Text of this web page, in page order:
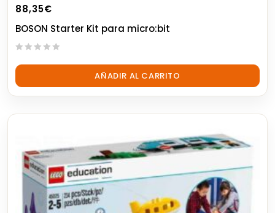
88,35€
BOSON Starter Kit para micro:bit
out
AÑADIR AL CARRITO